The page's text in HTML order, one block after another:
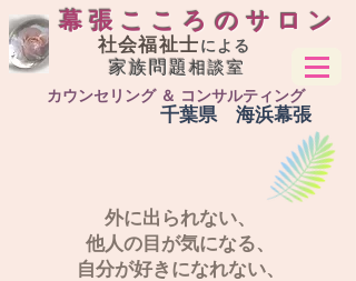
社会福祉士による
家族問題相談室
幕張こころのサロン
カウンセリング ＆ コンサルティング
​千葉県 海浜幕張
外に出られない、
他人の目が気になる、
自分が好きになれない、